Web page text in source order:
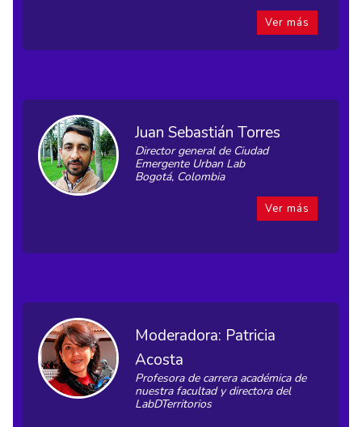
Ver más
Juan Sebastián Torres
Director general de Ciudad
Emergente Urban Lab
Bogotá, Colombia
Ver más
Moderadora: Patricia
Acosta
Profesora de carrera académica de
nuestra facultad y directora del
LabDTerritorios